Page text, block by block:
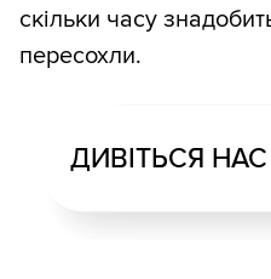
скільки часу
пересохли.
ДИВІТЬСЯ